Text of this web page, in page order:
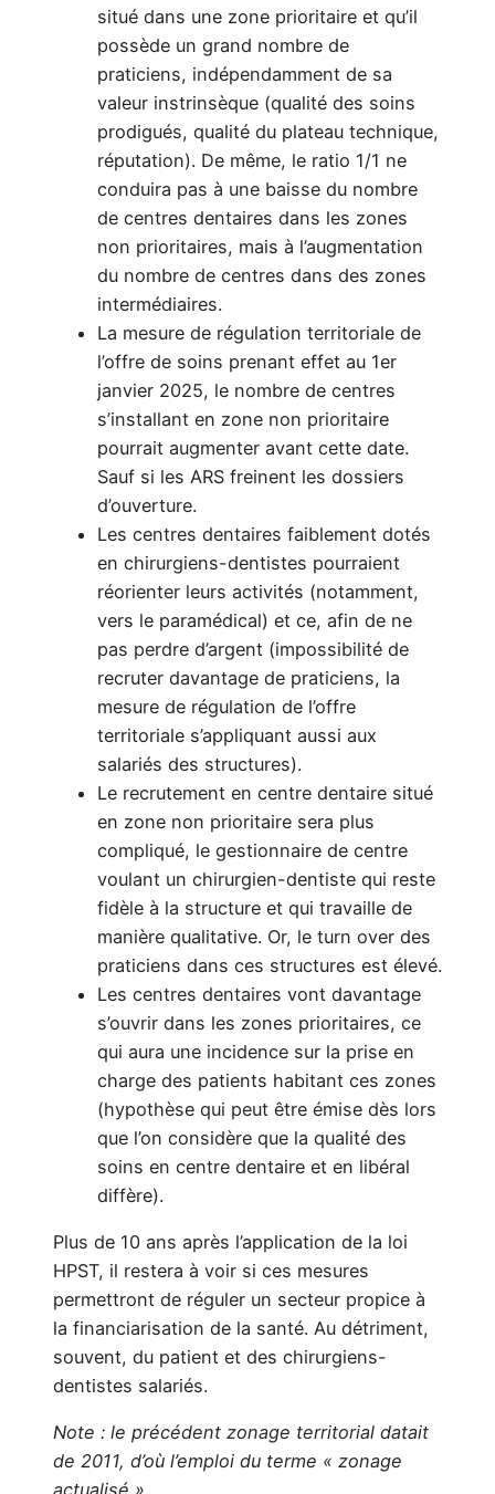
situé dans une zone prioritaire et qu’il
possède un grand nombre de
praticiens, indépendamment de sa
valeur instrinsèque (qualité des soins
prodigués, qualité du plateau technique,
réputation). De même, le ratio 1/1 ne
conduira pas à une baisse du nombre
de centres dentaires dans les zones
non prioritaires, mais à l’augmentation
du nombre de centres dans des zones
intermédiaires.
La mesure de régulation territoriale de
l’offre de soins prenant effet au 1er
janvier 2025, le nombre de centres
s’installant en zone non prioritaire
pourrait augmenter avant cette date.
Sauf si les ARS freinent les dossiers
d’ouverture.
Les centres dentaires faiblement dotés
en chirurgiens-dentistes pourraient
réorienter leurs activités (notamment,
vers le paramédical) et ce, afin de ne
pas perdre d’argent (impossibilité de
recruter davantage de praticiens, la
mesure de régulation de l’offre
territoriale s’appliquant aussi aux
salariés des structures).
Le recrutement en centre dentaire situé
en zone non prioritaire sera plus
compliqué, le gestionnaire de centre
voulant un chirurgien-dentiste qui reste
fidèle à la structure et qui travaille de
manière qualitative. Or, le turn over des
praticiens dans ces structures est élevé.
Les centres dentaires vont davantage
s’ouvrir dans les zones prioritaires, ce
qui aura une incidence sur la prise en
charge des patients habitant ces zones
(hypothèse qui peut être émise dès lors
que l’on considère que la qualité des
soins en centre dentaire et en libéral
diffère).
Plus de 10 ans après l’application de la loi
HPST, il restera à voir si ces mesures
permettront de réguler un secteur propice à
la financiarisation de la santé. Au détriment,
souvent, du patient et des chirurgiens-
dentistes salariés.
Note : le précédent zonage territorial datait
de 2011, d’où l’emploi du terme « zonage